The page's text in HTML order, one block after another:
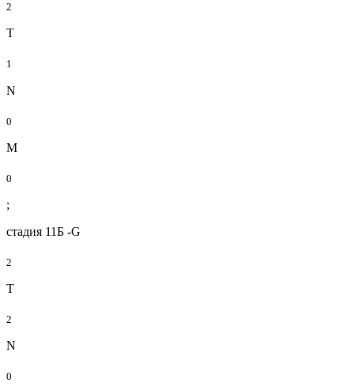
2
T
1
N
0
М
0
;
стадия 11Б -G
2
T
2
N
0